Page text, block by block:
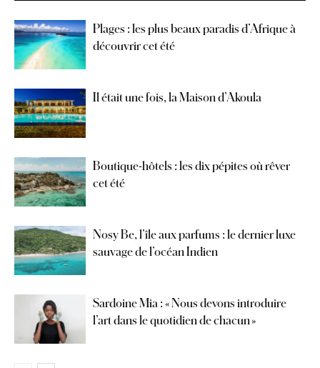
Plages : les plus beaux paradis d’Afrique à
découvrir cet été
Il était une fois, la Maison d’Akoula
Boutique-hôtels : les dix pépites où rêver
cet été
Nosy Be, l’île aux parfums : le dernier luxe
sauvage de l’océan Indien
Sardoine Mia : « Nous devons introduire
l’art dans le quotidien de chacun »